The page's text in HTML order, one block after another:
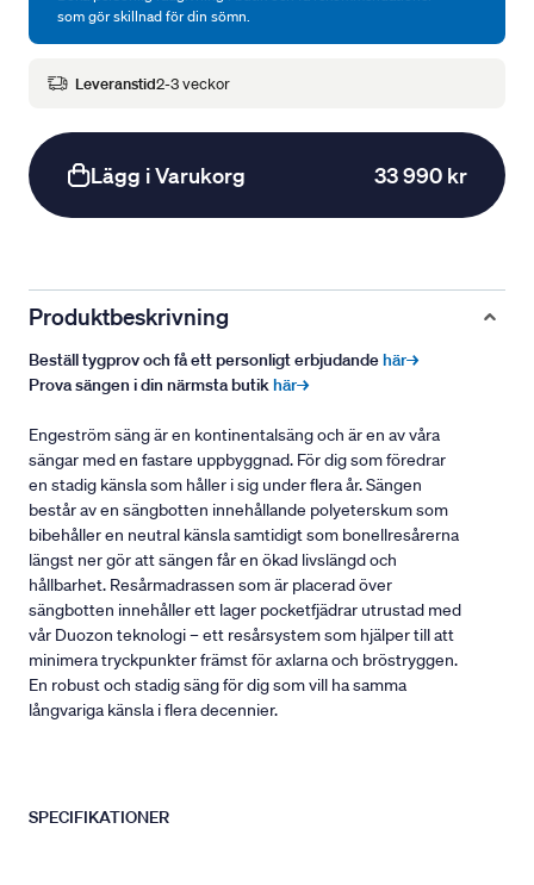
som gör skillnad för din sömn.
Leveranstid2-3 veckor
Lägg i Varukorg 33 990 kr
Produktbeskrivning
Beställ tygprov och få ett personligt erbjudandehär→
Prova sängen i din närmsta butikhär→
Engeström säng är en kontinentalsäng och är en av våra
sängar med en fastare uppbyggnad. För dig som föredrar
en stadig känsla som håller i sig under flera år. Sängen
består av en sängbotten innehållande polyeterskum som
bibehåller en neutral känsla samtidigt som bonellresårerna
längst ner gör att sängen får en ökad livslängd och
hållbarhet. Resårmadrassen som är placerad över
sängbotten innehåller ett lager pocketfjädrar utrustad med
vår Duozon teknologi – ett resårsystem som hjälper till att
minimera tryckpunkter främst för axlarna och bröstryggen.
En robust och stadig säng för dig som vill ha samma
långvariga känsla i flera decennier.
SPECIFIKATIONER